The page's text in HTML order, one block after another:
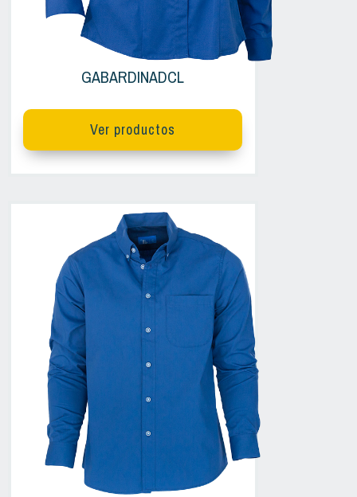
GABARDINADCL
Ver productos